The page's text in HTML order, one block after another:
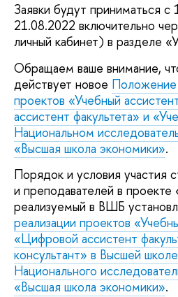
Заявки будут приниматься
21.08.2022 включительно
личный кабинет) в разделе
Обращаем ваше внимание,
действует новое Положение
проектов «Учебный
ассистент факультета» и
Национальном
«Высшая школа экономики».
Порядок и условия участия
и преподавателей в проекте
реализуемый в ВШБ
реализации проектов
«Цифровой ассистент
консультант» в Высшей
Национального
«Высшая школа экономики».